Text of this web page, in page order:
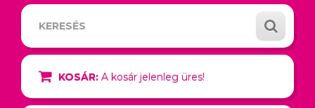
KOSÁR: A kosár jelenleg üres!